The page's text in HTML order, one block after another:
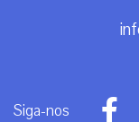
Siga-nos